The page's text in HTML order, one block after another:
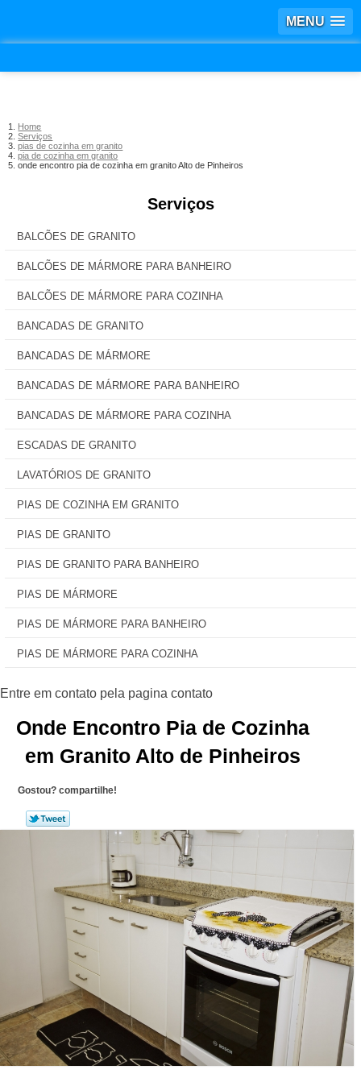
MENU
Home
Serviços
pias de cozinha em granito
pia de cozinha em granito
onde encontro pia de cozinha em granito Alto de Pinheiros
Serviços
BALCÕES DE GRANITO
BALCÕES DE MÁRMORE PARA BANHEIRO
BALCÕES DE MÁRMORE PARA COZINHA
BANCADAS DE GRANITO
BANCADAS DE MÁRMORE
BANCADAS DE MÁRMORE PARA BANHEIRO
BANCADAS DE MÁRMORE PARA COZINHA
ESCADAS DE GRANITO
LAVATÓRIOS DE GRANITO
PIAS DE COZINHA EM GRANITO
PIAS DE GRANITO
PIAS DE GRANITO PARA BANHEIRO
PIAS DE MÁRMORE
PIAS DE MÁRMORE PARA BANHEIRO
PIAS DE MÁRMORE PARA COZINHA
Onde Encontro Pia de Cozinha
em Granito Alto de Pinheiros
Gostou? compartilhe!